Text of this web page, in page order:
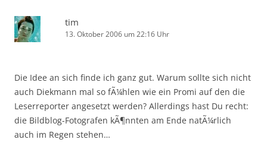
tim
13. Oktober 2006 um 22:16 Uhr
Die Idee an sich finde ich ganz gut. Warum sollte sich nicht
auch Diekmann mal so fÃ¼hlen wie ein Promi auf den die
Leserreporter angesetzt werden? Allerdings hast Du recht:
die Bildblog-Fotografen kÃ¶nnten am Ende natÃ¼rlich
auch im Regen stehen…